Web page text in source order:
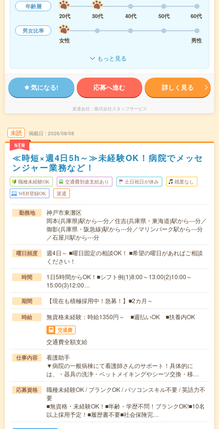
年齢層
20代
30代 40代 50代
60代
男女比率
女性
男性
もっと見る
気になる! 応募へ進む 詳しく見る
派遣会社 株式会社スタッフサービス
未読
NEW
掲載日 2026/08/08
≪時短×週4日5h～≫未経験OK！病院でメッセ
ンジャー業務など！
職種未経験OK 交通費別途支給あり 土日祝日が休み 残業なし
WEB登録OK 派遣
勤務地
神戸市東灘区
岡本(兵庫県)駅から---分／住吉(兵庫県・東海道)駅から---分／
御影(兵庫県・阪急線)駅から---分／マリンパーク駅から---分
／石屋川駅から---分
曜日頻度
週4日～ ■曜日固定の相談OK！ ■希望の曜日があればご相談
ください！
時間
1日5時間からOK！■シフト例(1)8:00～13:00(2)10:00～
15:00(3)12:00…
期間 【現在も積極採用中！急募！】■2カ月～
時給 無資格未経験：時給1350円～ ■週払いOK ■扶養内OK
交通費
交通費全額支給
仕事内容
看護助手
▼病院の一般病棟にて看護師さんのサポート！具体的に
は、・器具の洗浄・ベットメイキングやシーツ交換・移…
応募資格
職種未経験OK / ブランクOK / パソコンスキル不要 / 英語力不
要
■無資格・未経験OK！■年齢・学歴不問！ブランクOK!■10名
以上採用予定！■履歴書不要■社会保険完…